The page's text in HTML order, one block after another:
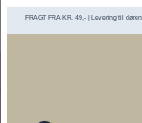
til
FRAGT FRA KR. 49,- | Levering til